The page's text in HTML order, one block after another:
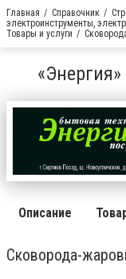
Главная Справочник
электроинструменты,
Товары и услуги
Описание
Сковорода-